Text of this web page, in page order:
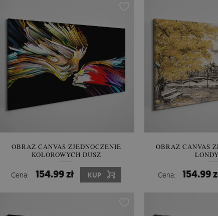
OBRAZ CANVAS ZJEDNOCZENIE
KOLOROWYCH DUSZ
Cena: 154.99 zł KUP
OBRAZ CANVAS
Cena: 154.99